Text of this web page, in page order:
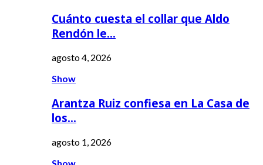
Cuánto cuesta el collar que Aldo
Rendón le…
agosto 4, 2026
Show
Arantza Ruiz confiesa en La Casa de
los…
agosto 1, 2026